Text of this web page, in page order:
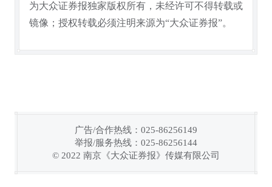
为大众证券报独家版权所有，未经许可不得转载或
镜像；授权转载必须注明来源为“大众证券报”。
广告/合作热线：025-86256149
举报/服务热线：025-86256144
© 2022 南京《大众证券报》传媒有限公司
链接复制成功！